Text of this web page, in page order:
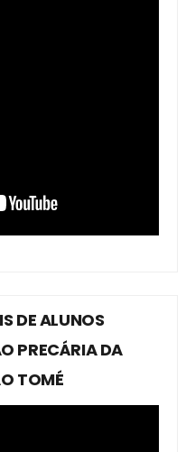
DE ALUNOS
PRECÁRIA DA
TOMÉ